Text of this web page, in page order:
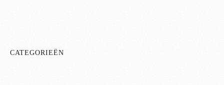
CATEGORIEËN